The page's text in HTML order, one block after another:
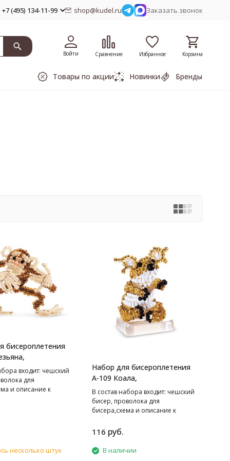
+7 (495) 134-11-99 shop@kudel.ru Заказать звонок
Войти Сравнение Избранное Корзина
Товары по акции Новинки Бренды
бисероплетения
входит: чешский
для
и описание к
несколько штук
Набор для бисероплетения
А-109 Коала,
В cостав набора входит: чешский
бисер, проволока для
бисера,схема и описание к
работе.
116 руб.
В наличии